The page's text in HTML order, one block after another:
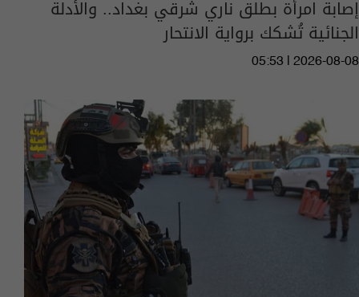
إصابة امرأة بطلق ناري شرقي بغداد.. والأدلة
الجنائية تُشكك برواية الانتحار
05:53 | 2026-08-08